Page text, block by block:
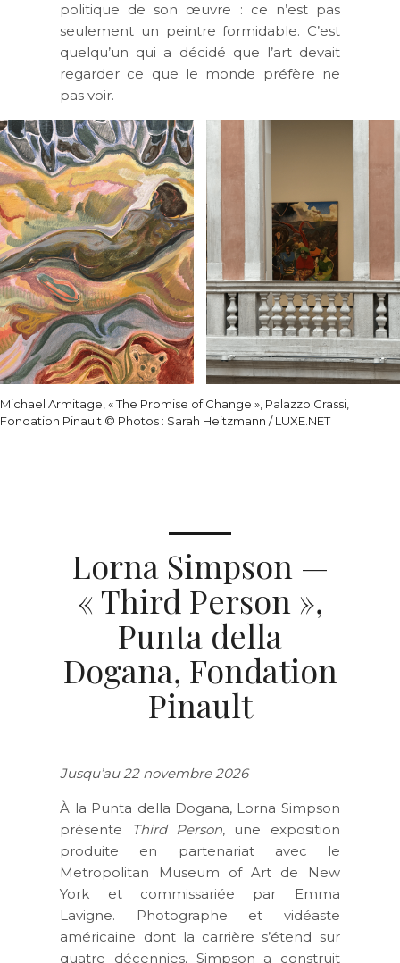
politique de son œuvre : ce n’est pas
seulement un peintre formidable. C’est
quelqu’un qui a décidé que l’art devait
regarder ce que le monde préfère ne
pas voir.
Michael Armitage, « The Promise of Change », Palazzo Grassi,
Fondation Pinault © Photos : Sarah Heitzmann / LUXE.NET
Lorna Simpson —
« Third Person »,
Punta della
Dogana, Fondation
Pinault
Jusqu’au 22 novembre 2026
À la Punta della Dogana, Lorna Simpson
présente
Third Person, une exposition
produite en partenariat avec le
Metropolitan Museum of Art de New
York et commissariée par Emma
Lavigne. Photographe et vidéaste
américaine dont la carrière s’étend sur
quatre décennies, Simpson a construit